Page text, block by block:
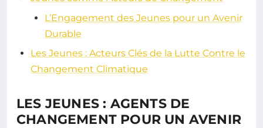
L’Engagement des Jeunes pour un Avenir
Durable
Les Jeunes : Acteurs Clés de la Lutte Contre le
Changement Climatique
LES JEUNES : AGENTS DE
CHANGEMENT POUR UN AVENIR